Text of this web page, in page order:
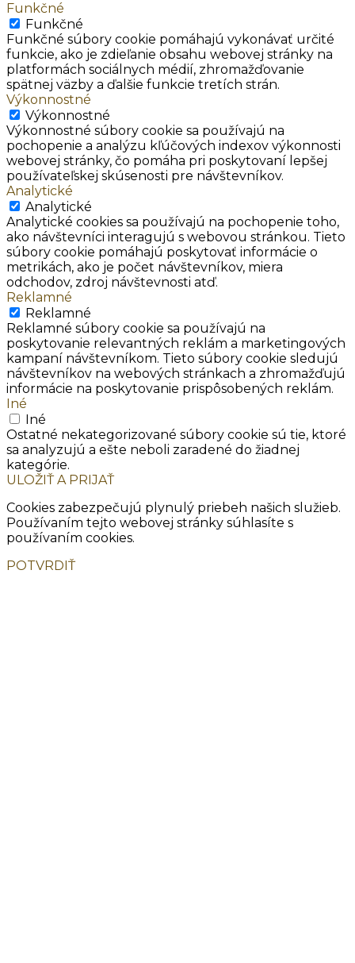
Funkčné
Funkčné
Funkčné súbory cookie pomáhajú vykonávať určité
funkcie, ako je zdieľanie obsahu webovej stránky na
platformách sociálnych médií, zhromažďovanie
spätnej väzby a ďalšie funkcie tretích strán.
Výkonnostné
Výkonnostné
Výkonnostné súbory cookie sa používajú na
pochopenie a analýzu kľúčových indexov výkonnosti
webovej stránky, čo pomáha pri poskytovaní lepšej
používateľskej skúsenosti pre návštevníkov.
Analytické
Analytické
Analytické cookies sa používajú na pochopenie toho,
ako návštevníci interagujú s webovou stránkou. Tieto
súbory cookie pomáhajú poskytovať informácie o
metrikách, ako je počet návštevníkov, miera
odchodov, zdroj návštevnosti atď.
Reklamné
Reklamné
Reklamné súbory cookie sa používajú na
poskytovanie relevantných reklám a marketingových
kampaní návštevníkom. Tieto súbory cookie sledujú
návštevníkov na webových stránkach a zhromažďujú
informácie na poskytovanie prispôsobených reklám.
Iné
Iné
Ostatné nekategorizované súbory cookie sú tie, ktoré
sa analyzujú a ešte neboli zaradené do žiadnej
kategórie.
ULOŽIŤ A PRIJAŤ
Cookies zabezpečujú plynulý priebeh našich služieb.
Používaním tejto webovej stránky súhlasíte s
používaním cookies.
POTVRDIŤ